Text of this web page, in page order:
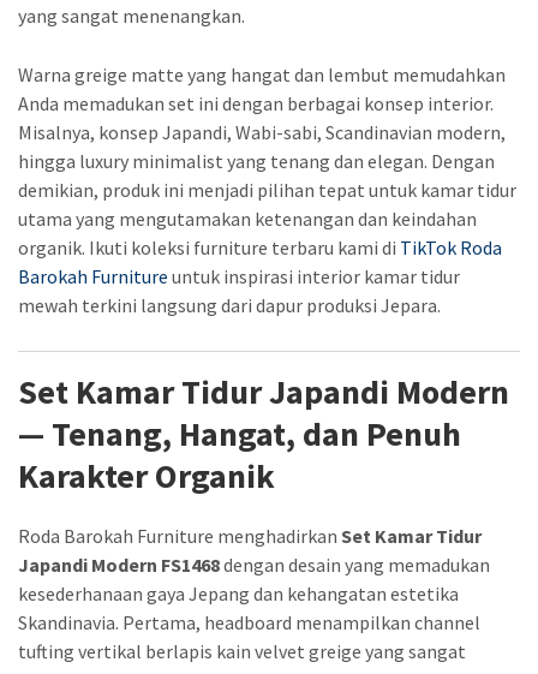
yang sangat menenangkan.
Warna greige matte yang hangat dan lembut memudahkan
Anda memadukan set ini dengan berbagai konsep interior.
Misalnya, konsep Japandi, Wabi-sabi, Scandinavian modern,
hingga luxury minimalist yang tenang dan elegan. Dengan
demikian, produk ini menjadi pilihan tepat untuk kamar tidur
utama yang mengutamakan ketenangan dan keindahan
organik. Ikuti koleksi furniture terbaru kami di TikTok Roda
Barokah Furniture untuk inspirasi interior kamar tidur
mewah terkini langsung dari dapur produksi Jepara.
Set Kamar Tidur Japandi Modern
— Tenang, Hangat, dan Penuh
Karakter Organik
Roda Barokah Furniture menghadirkan Set Kamar Tidur
Japandi Modern FS1468dengan desain yang memadukan
kesederhanaan gaya Jepang dan kehangatan estetika
Skandinavia. Pertama, headboard menampilkan channel
tufting vertikal berlapis kain velvet greige yang sangat